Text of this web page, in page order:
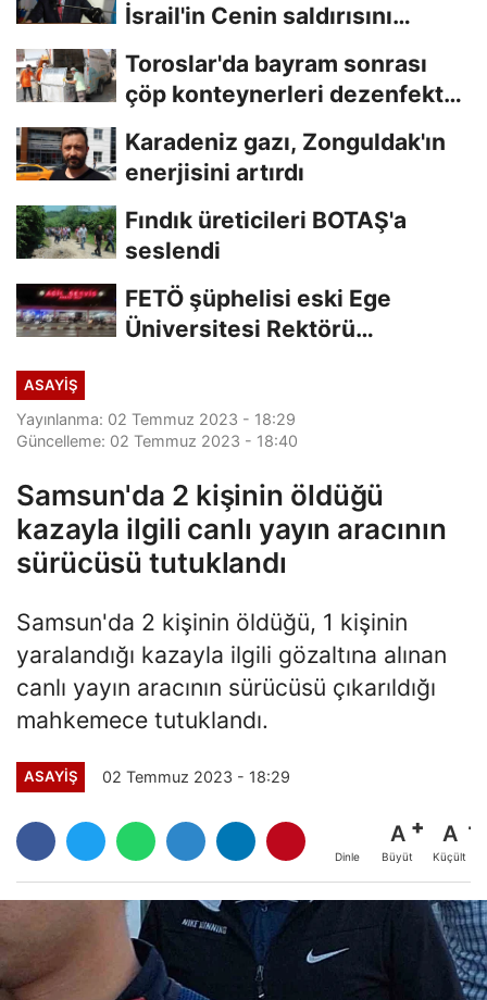
İsrail'in Cenin saldırısını
Toroslar'da bayram sonrası
çöp konteynerleri dezenfekte
Karadeniz gazı, Zonguldak'ın
enerjisini artırdı
Fındık üreticileri BOTAŞ'a
seslendi
FETÖ şüphelisi eski Ege
Üniversitesi Rektörü
ASAYİŞ
Yayınlanma: 02 Temmuz 2023 - 18:29
Güncelleme: 02 Temmuz 2023 - 18:40
Samsun'da 2 kişinin öldüğü
kazayla ilgili canlı yayın aracının
sürücüsü tutuklandı
Samsun'da 2 kişinin öldüğü, 1 kişinin
yaralandığı kazayla ilgili gözaltına alınan
canlı yayın aracının sürücüsü çıkarıldığı
mahkemece tutuklandı.
ASAYİŞ 02 Temmuz 2023 - 18:29
Dinle
A
Büyüt
A
Küçült